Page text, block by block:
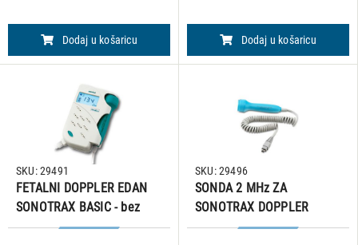
Dodaj u košaricu Dodaj u košaricu
FETALNI DOPPLER EDAN
SONOTRAX BASIC - bez
sonde
SKU: 29491
SONDA 2 MHz ZA
SONOTRAX DOPPLER
[29491 | 29493]
SKU: 29496